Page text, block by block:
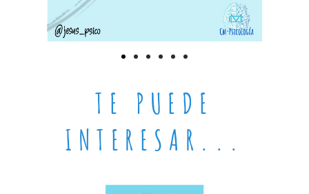
TE PUEDE
INTERESAR...